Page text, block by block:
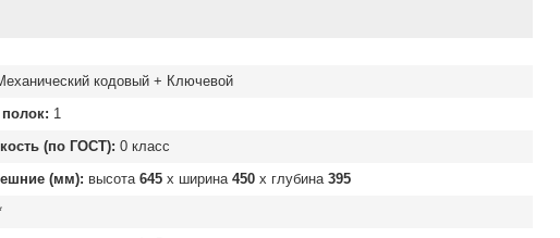
кодовый + Ключевой
1
(по ГОСТ): 0 класс
(мм): высота 645х ширина 450х глубина 395